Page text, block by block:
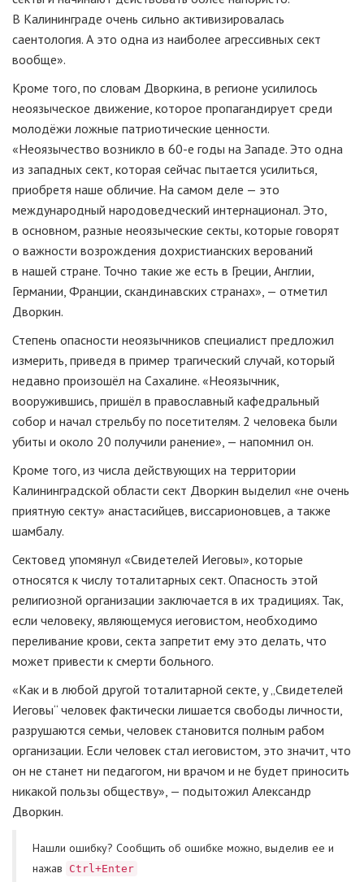
В Калининграде очень сильно активизировалась
саентология. А это одна из наиболее агрессивных сект
вообще».
Кроме того, по словам Дворкина, в регионе усилилось
неоязыческое движение, которое пропагандирует среди
молодёжи ложные патриотические ценности.
«Неоязычество возникло в 60-е годы на Западе. Это одна
из западных сект, которая сейчас пытается усилиться,
приобретя наше обличие. На самом деле — это
международный народоведческий интернационал. Это,
в основном, разные неоязыческие секты, которые говорят
о важности возрождения дохристианских верований
в нашей стране. Точно такие же есть в Греции, Англии,
Германии, Франции, скандинавских странах», — отметил
Дворкин.
Степень опасности неоязычников специалист предложил
измерить, приведя в пример трагический случай, который
недавно произошёл на Сахалине. «Неоязычник,
вооружившись, пришёл в православный кафедральный
собор и начал стрельбу по посетителям. 2 человека были
убиты и около 20 получили ранение», — напомнил он.
Кроме того, из числа действующих на территории
Калининградской области сект Дворкин выделил «не очень
приятную секту» анастасийцев, виссарионовцев, а также
шамбалу.
Сектовед упомянул «Свидетелей Иеговы», которые
относятся к числу тоталитарных сект. Опасность этой
религиозной организации заключается в их традициях. Так,
если человеку, являющемуся иеговистом, необходимо
переливание крови, секта запретит ему это делать, что
может привести к смерти больного.
«Как и в любой другой тоталитарной секте, у „Свидетелей
Иеговы“ человек фактически лишается свободы личности,
разрушаются семьи, человек становится полным рабом
организации. Если человек стал иеговистом, это значит, что
он не станет ни педагогом, ни врачом и не будет приносить
никакой пользы обществу», — подытожил Александр
Дворкин.
Нашли ошибку? Cообщить об ошибке можно, выделив ее и
нажав
Ctrl+Enter